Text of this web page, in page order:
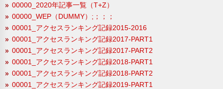
00000_2020年記事一覧（T+Z）
00000_WEP（DUMMY）;；；；
00001_アクセスランキング記録2015-2016
00001_アクセスランキング記録2017-PART1
00001_アクセスランキング記録2017-PART2
00001_アクセスランキング記録2018-PART1
00001_アクセスランキング記録2018-PART2
00001_アクセスランキング記録2019-PART1